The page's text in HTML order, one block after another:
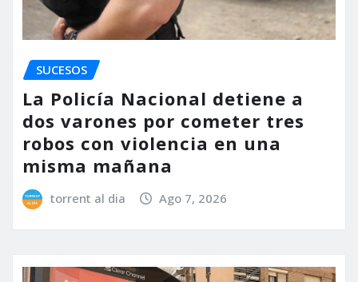
SUCESOS
La Policía Nacional detiene a
dos varones por cometer tres
robos con violencia en una
misma mañana
torrent al dia Ago 7, 2026